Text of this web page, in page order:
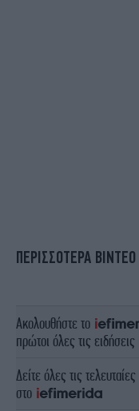
ΠΕΡΙΣΣΟΤΕΡΑ ΒΙΝΤΕΟ
Ακολουθήστε το
πρώτοι όλες τις ειδήσεις
Δείτε όλες τις τελευταίες
στο